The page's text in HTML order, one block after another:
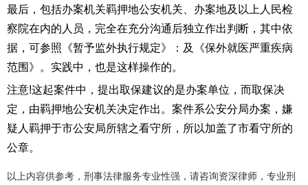
最后，包括办案机关羁押地公安机关、办案地及以上人民检
察院在内的人员，完全在充分沟通后独立作出判断，其中依
据，可参照《暂予监外执行规定》：及《保外就医严重疾病
范围》。实践中，也是这样操作的。
注意!这起案件中，提出取保建议的是办案单位，而取保决
定，由羁押地公安机关决定作出。案件系公安分局办案，嫌
疑人羁押于市公安局所辖之看守所，所以加盖了市看守所的
公章。
以上内容供参考，刑事法律服务专业性强，请咨询资深律师，专业刑